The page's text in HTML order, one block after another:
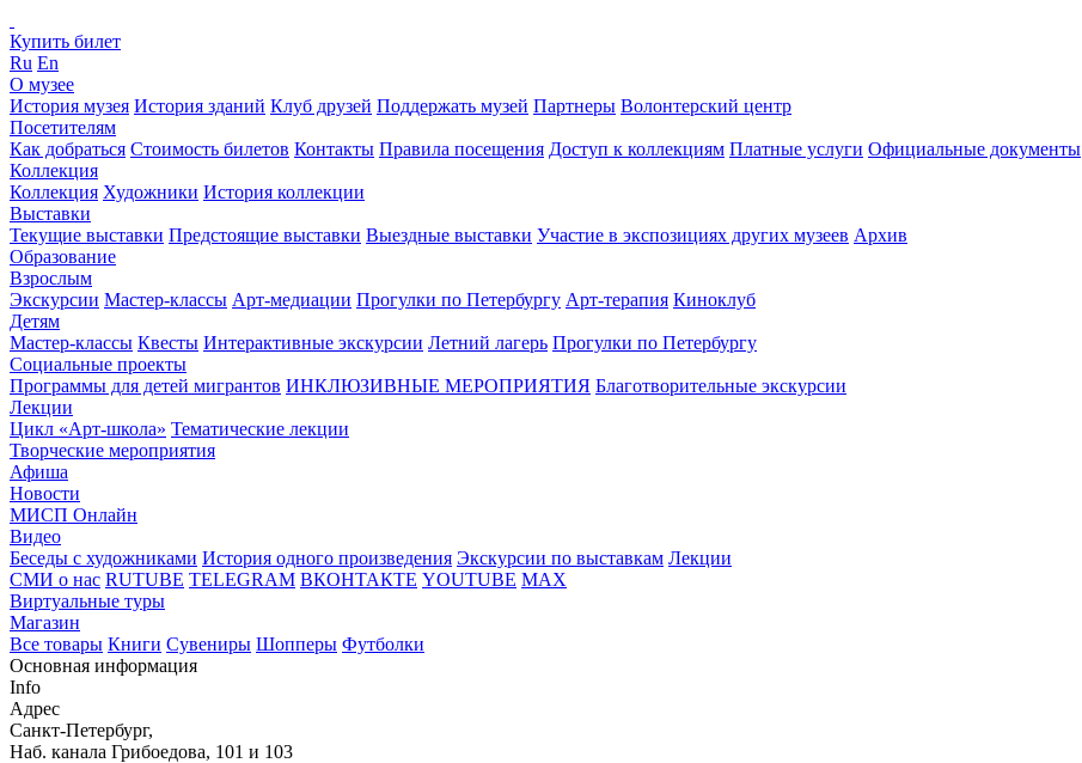
Купить билет
Ru En
О музее
История музея История зданий Клуб друзей Поддержать музей Партнеры Волонтерский центр
Посетителям
Как добраться Стоимость билетов Контакты Правила посещения Доступ к коллекциям Платные услуги Официальные документы
Коллекция
Коллекция Художники История коллекции
Выставки
Текущие выставки Предстоящие выставки Выездные выставки Участие в экспозициях других музеев Архив
Образование
Взрослым
Экскурсии Мастер-классы Арт-медиации Прогулки по Петербургу Арт-терапия Киноклуб
Детям
Мастер-классы Квесты Интерактивные экскурсии Летний лагерь Прогулки по Петербургу
Социальные проекты
Программы для детей мигрантов ИНКЛЮЗИВНЫЕ МЕРОПРИЯТИЯ Благотворительные экскурсии
Лекции
Цикл «Арт-школа» Тематические лекции
Творческие мероприятия
Афиша
Новости
МИСП Онлайн
Видео
Беседы с художниками История одного произведения Экскурсии по выставкам Лекции
СМИ о нас RUTUBE TELEGRAM ВКОНТАКТЕ YOUTUBE MAX
Виртуальные туры
Магазин
Все товары Книги Сувениры Шопперы Футболки
Основная информация
Info
Адрес
Санкт-Петербург,
Наб. канала Грибоедова, 101 и 103